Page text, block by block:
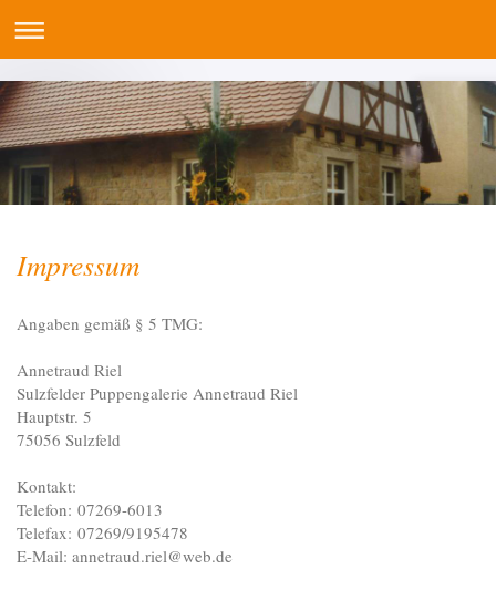
Impressum
Angaben gemäß § 5 TMG:
Annetraud Riel
Sulzfelder Puppengalerie Annetraud Riel
Hauptstr. 5
75056 Sulzfeld
Kontakt:
Telefon: 07269-6013
Telefax: 07269/9195478
E-Mail: annetraud.riel@web.de